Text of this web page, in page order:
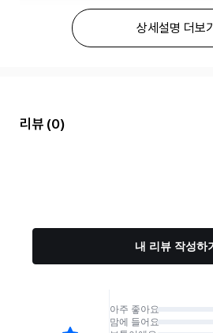
상세설명 더보기
리뷰 (0)